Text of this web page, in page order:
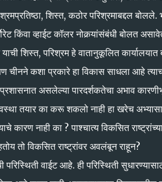
श्रमप्रतिष्ठा, शिस्त, कठोर परिश्रमाबद्दल
किंवा व्हाईट कॉलर नोकर्‍यांसंबंधी बोलत
शिस्त, परिश्रम हे वातानुकूलित
चीनने कशा प्रकारे हा विकास साधला आहे
प्रशासनात असलेल्या पारदर्शकतेचा अभाव
तयार का करू शकलो नाही हा खरेच
कारण नाही का ? पाश्चात्य विकसित
तो विकसित राष्ट्रांवर अवलंबून राहून?
परिस्थिती वाईट आहे. ही परिस्थिती